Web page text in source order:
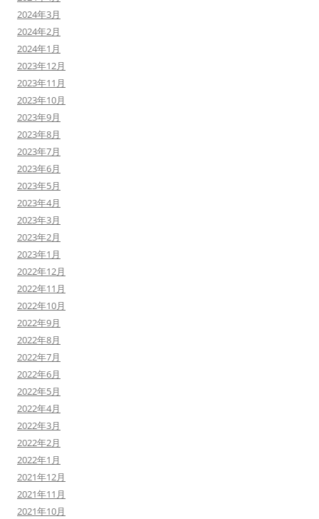
2024年3月
2024年2月
2024年1月
2023年12月
2023年11月
2023年10月
2023年9月
2023年8月
2023年7月
2023年6月
2023年5月
2023年4月
2023年3月
2023年2月
2023年1月
2022年12月
2022年11月
2022年10月
2022年9月
2022年8月
2022年7月
2022年6月
2022年5月
2022年4月
2022年3月
2022年2月
2022年1月
2021年12月
2021年11月
2021年10月